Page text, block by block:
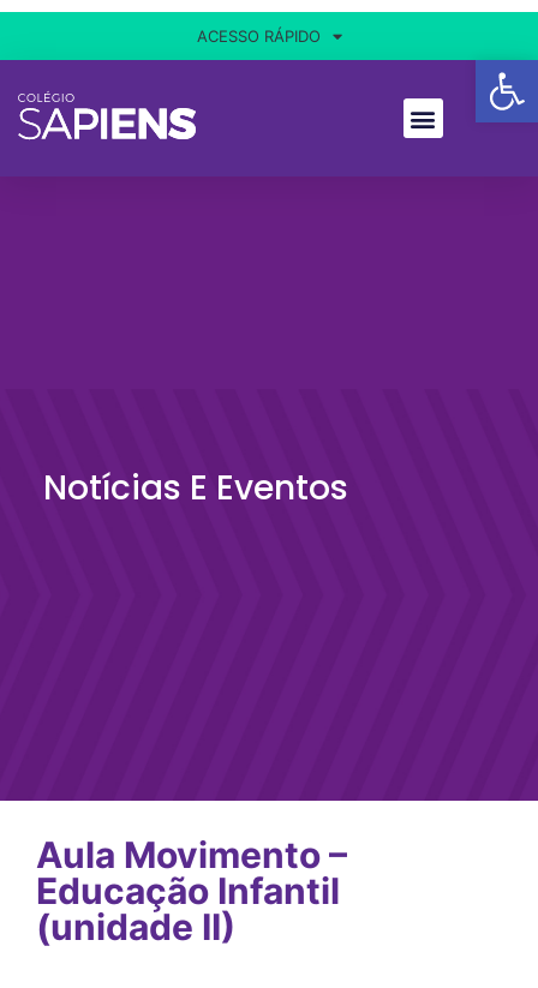
ACESSO RÁPIDO
Notícias E Eventos
Aula Movimento –
Educação Infantil
(unidade II)